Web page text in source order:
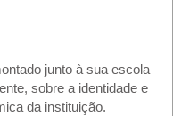
junto à sua escola
sobre a identidade e
da instituição.